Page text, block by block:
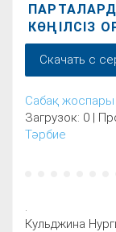
КӨҢІЛСІЗ
Скачать с
Сабақ жоспары
Загрузок: 0 |
Тәрбие
Кульджина